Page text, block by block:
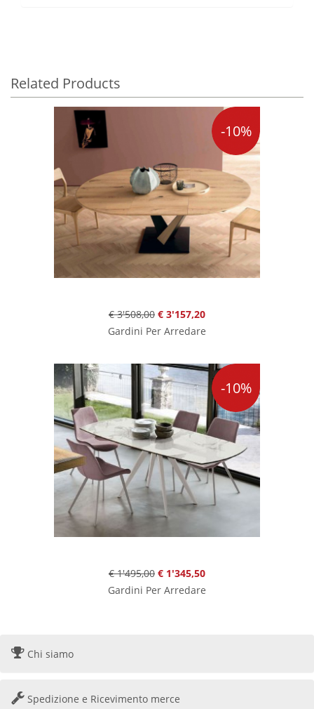
Related Products
-10%
€ 3'508,00 € 3'157,20
Gardini Per Arredare
-10%
€ 1'495,00 € 1'345,50
Gardini Per Arredare
Chi siamo
Spedizione e Ricevimento merce